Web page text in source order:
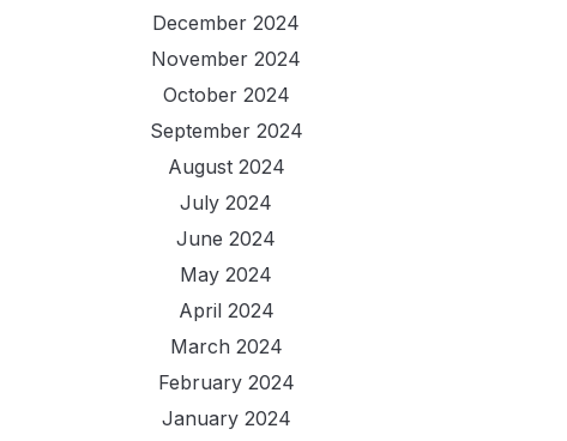
December 2024
November 2024
October 2024
September 2024
August 2024
July 2024
June 2024
May 2024
April 2024
March 2024
February 2024
January 2024